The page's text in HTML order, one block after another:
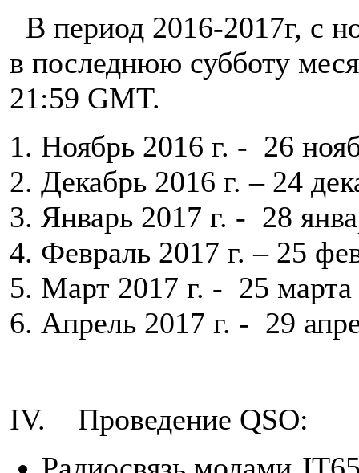
В период 2016-2017г, с
в последнюю субботу
21:59 GMT.
1. Ноябрь 2016 г. - 26
2. Декабрь 2016 г. – 24
3. Январь 2017 г. - 28
4. Февраль 2017 г. – 25
5. Март 2017 г. - 25 марта
6. Апрель 2017 г. - 29
IV. Проведение QSO: